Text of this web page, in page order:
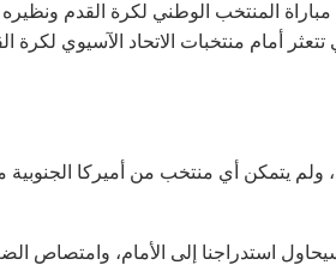
المنتخب الوطني لكرة القدم ونظيره
أمام منتخبات الاتحاد الآسيوي لكرة
فستجد أننا شهدنا 12 تعادلا مقابل 6 انتصارات فقط، ولم يتمكن أي منتخب من أميركا
استدراجنا إلى الأمام، وامتصاص